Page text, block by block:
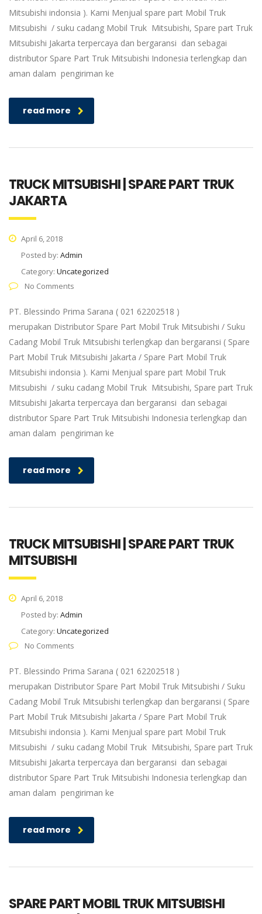
Mitsubishi indonsia ). Kami Menjual spare part Mobil Truk
Mitsubishi / suku cadang Mobil Truk Mitsubishi, Spare part Truk
Mitsubishi Jakarta terpercaya dan bergaransi dan sebagai
distributor Spare Part Truk Mitsubishi Indonesia terlengkap dan
aman dalam pengiriman ke
read more
TRUCK MITSUBISHI | SPARE PART TRUK
JAKARTA
April 6, 2018
Posted by: Admin
Category: Uncategorized
No Comments
PT. Blessindo Prima Sarana ( 021 62202518 )
merupakan Distributor Spare Part Mobil Truk Mitsubishi / Suku
Cadang Mobil Truk Mitsubishi terlengkap dan bergaransi ( Spare
Part Mobil Truk Mitsubishi Jakarta / Spare Part Mobil Truk
Mitsubishi indonsia ). Kami Menjual spare part Mobil Truk
Mitsubishi / suku cadang Mobil Truk Mitsubishi, Spare part Truk
Mitsubishi Jakarta terpercaya dan bergaransi dan sebagai
distributor Spare Part Truk Mitsubishi Indonesia terlengkap dan
aman dalam pengiriman ke
read more
TRUCK MITSUBISHI | SPARE PART TRUK
MITSUBISHI
April 6, 2018
Posted by: Admin
Category: Uncategorized
No Comments
PT. Blessindo Prima Sarana ( 021 62202518 )
merupakan Distributor Spare Part Mobil Truk Mitsubishi / Suku
Cadang Mobil Truk Mitsubishi terlengkap dan bergaransi ( Spare
Part Mobil Truk Mitsubishi Jakarta / Spare Part Mobil Truk
Mitsubishi indonsia ). Kami Menjual spare part Mobil Truk
Mitsubishi / suku cadang Mobil Truk Mitsubishi, Spare part Truk
Mitsubishi Jakarta terpercaya dan bergaransi dan sebagai
distributor Spare Part Truk Mitsubishi Indonesia terlengkap dan
aman dalam pengiriman ke
read more
SPARE PART MOBIL TRUK MITSUBISHI